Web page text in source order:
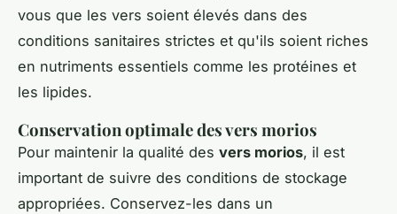
vous que les vers soient élevés dans des
conditions sanitaires strictes et qu'ils soient riches
en nutriments essentiels comme les protéines et
les lipides.
Conservation optimale des vers morios
Pour maintenir la qualité des vers morios, il est
important de suivre des conditions de stockage
appropriées. Conservez-les dans un